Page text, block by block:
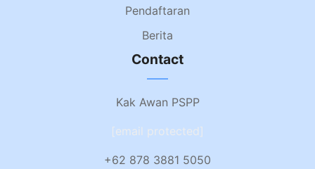
Pendaftaran
Berita
Contact
Kak Awan PSPP
[email protected]
+62 878 3881 5050